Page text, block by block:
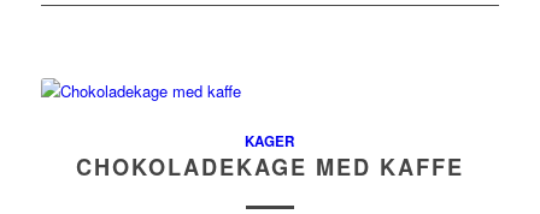
KAGER
CHOKOLADEKAGE MED KAFFE